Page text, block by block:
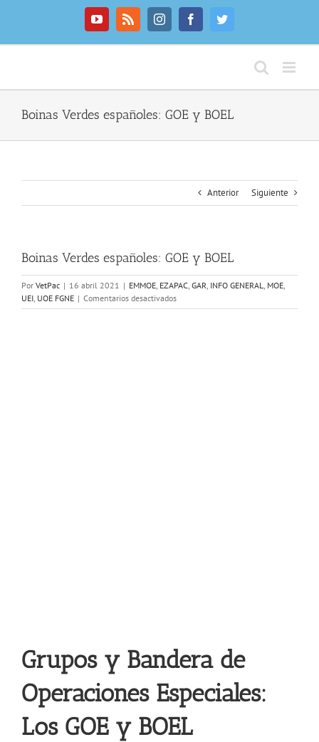
YouTubeRss InstagramFacebookTwitter
Boinas Verdes españoles: GOE y BOEL
Anterior Siguiente
Boinas Verdes españoles: GOE y BOEL
Por VetPac | 16 abril 2021 | EMMOE, EZAPAC, GAR, INFO GENERAL, MOE,
UEI, UOE FGNE | Comentarios desactivadosen
Boinas
Grupos y Bandera de
Operaciones Especiales:
Los GOE y BOEL